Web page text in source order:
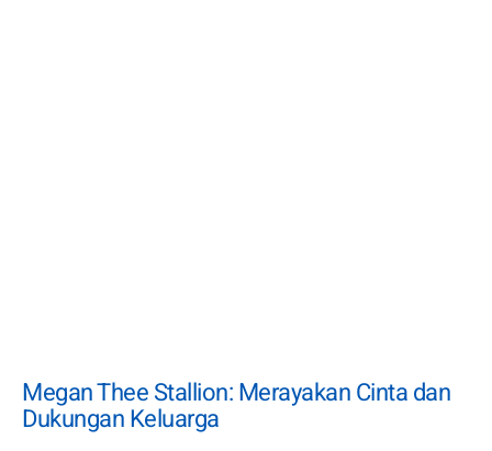
Megan Thee Stallion: Merayakan Cinta dan
Dukungan Keluarga